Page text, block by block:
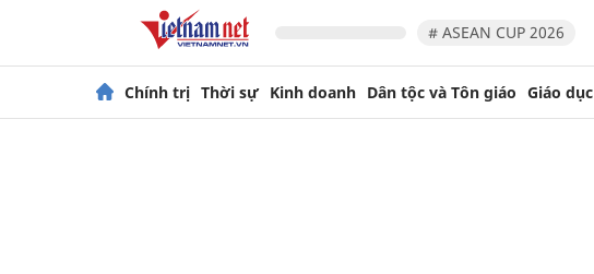
# ASEAN CUP 2026
Chính trị Thời sự Kinh doanh Dân tộc và Tôn giáo Giáo dục